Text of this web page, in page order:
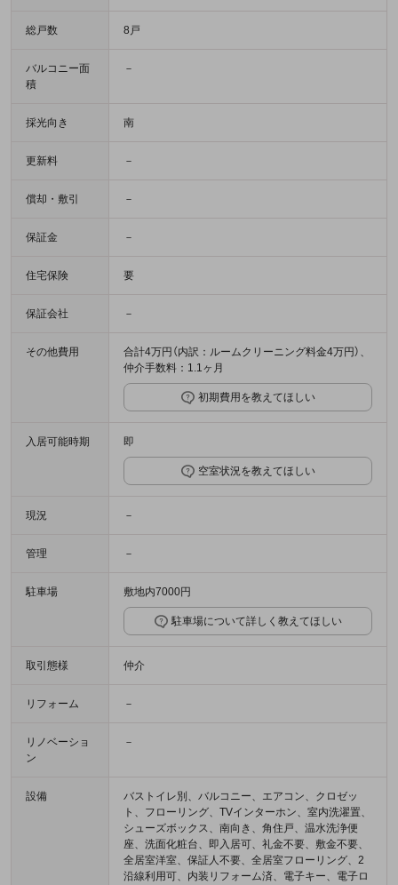
総戸数 8戸
バルコニー面
積
－
採光向き 南
更新料 －
償却・敷引 －
保証金 －
住宅保険 要
保証会社 －
その他費用
合計4万円（内訳：ルームクリーニング料金4万円）、
仲介手数料：1.1ヶ月
初期費用を教えてほしい
入居可能時期 即
空室状況を教えてほしい
現況 －
管理 －
駐車場 敷地内7000円
駐車場について詳しく教えてほしい
取引態様 仲介
リフォーム －
リノベーショ
ン
－
設備
バストイレ別、バルコニー、エアコン、クロゼッ
ト、フローリング、TVインターホン、室内洗濯置、
シューズボックス、南向き、角住戸、温水洗浄便
座、洗面化粧台、即入居可、礼金不要、敷金不要、
全居室洋室、保証人不要、全居室フローリング、2
沿線利用可、内装リフォーム済、電子キー、電子ロ